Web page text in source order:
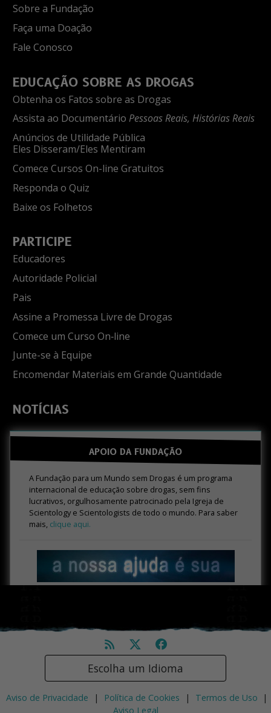
Sobre a Fundação
Faça uma Doação
Fale Conosco
EDUCAÇÃO SOBRE AS DROGAS
Obtenha os Fatos sobre as Drogas
Assista ao Documentário Pessoas Reais, Histórias Reais
Anúncios de Utilidade Pública
Eles Disseram/Eles Mentiram
Comece Cursos On-line Gratuitos
Responda o Quiz
Baixe os Folhetos
PARTICIPE
Educadores
Autoridade Policial
Pais
Assine a Promessa Livre de Drogas
Comece um Curso On‑line
Junte-se à Equipe
Encomendar Materiais em Grande Quantidade
NOTÍCIAS
APOIO DA FUNDAÇÃO
A Fundação para um Mundo sem Drogas é um programa
internacional de educação sobre drogas, sem fins
lucrativos, orgulhosamente patrocinado pela Igreja de
Scientology e Scientologists de todo o mundo. Para saber
mais, clique aqui.
Escolha um Idioma
Aviso de Privacidade | Política de Cookies | Termos de Uso
|
Aviso Legal